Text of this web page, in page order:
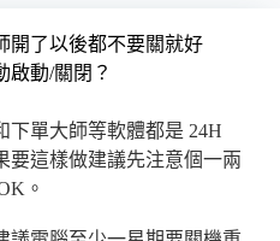
開了以後都不要關就好
啟動/關閉？
下單大師等軟體都是 24H
要這樣做建議先注意個一兩
。